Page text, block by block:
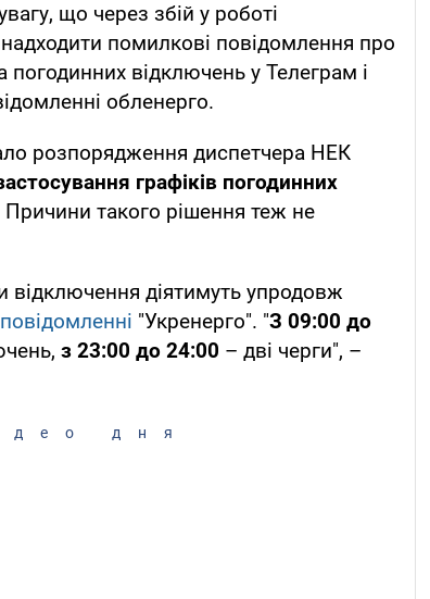
що через збій у роботі
помилкові повідомлення про
погодинних відключень у Телеграм і
обленерго.
розпорядження диспетчера НЕК
графіків погодинних
такого рішення теж не
відключення діятимуть упродовж
повідомленні "Укренерго". "З 09:00 до
з 23:00 до 24:00 – дві черги", –
дня